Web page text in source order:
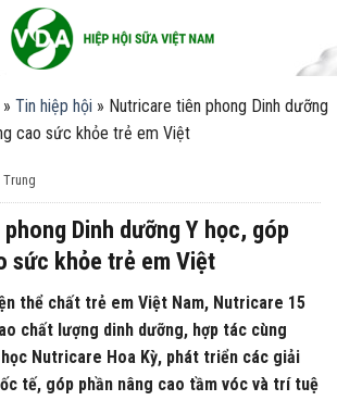
» Tin hiệp hội » Nutricare tiên phong Dinh dưỡng
cao sức khỏe trẻ em Việt
Trung
Dinh dưỡng Y học, góp
sức khỏe trẻ em Việt
thể chất trẻ em Việt Nam, Nutricare 15
chất lượng dinh dưỡng, hợp tác cùng
học Nutricare Hoa Kỳ, phát triển các giải
tế, góp phần nâng cao tầm vóc và trí tuệ